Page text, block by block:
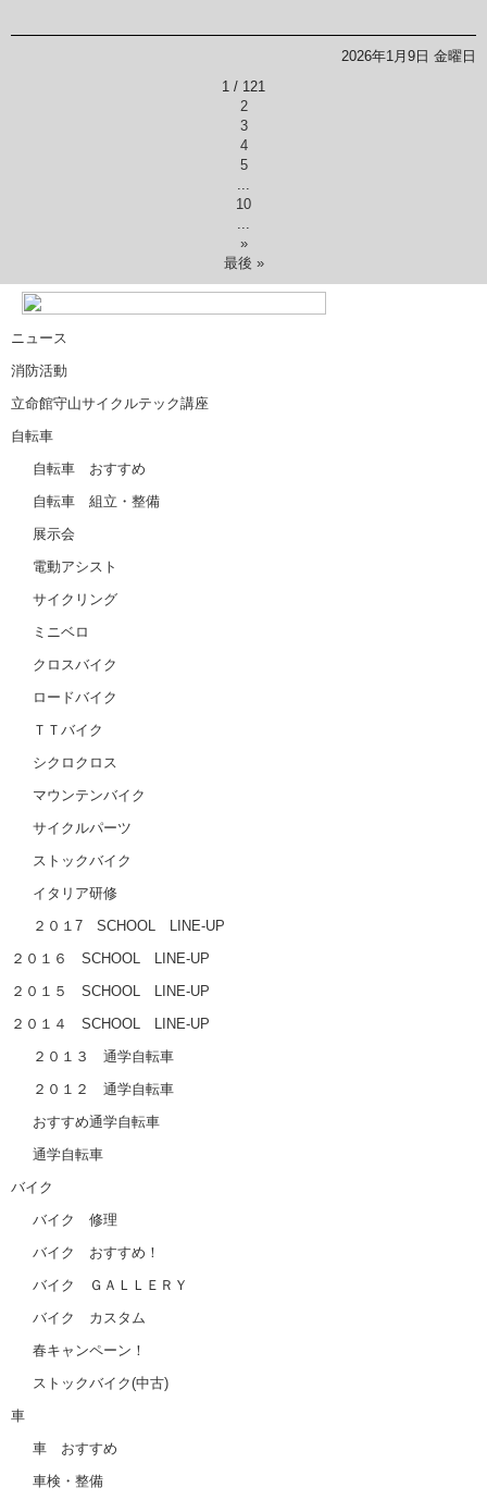
2026年1月9日 金曜日
1 / 121
2
3
4
5
...
10
...
»
最後 »
ニュース
消防活動
立命館守山サイクルテック講座
自転車
自転車 おすすめ
自転車 組立・整備
展示会
電動アシスト
サイクリング
ミニベロ
クロスバイク
ロードバイク
ＴＴバイク
シクロクロス
マウンテンバイク
サイクルパーツ
ストックバイク
イタリア研修
２０１7 SCHOOL LINE-UP
２０１６ SCHOOL LINE-UP
２０１５ SCHOOL LINE-UP
２０１４ SCHOOL LINE-UP
２０１３ 通学自転車
２０１２ 通学自転車
おすすめ通学自転車
通学自転車
バイク
バイク 修理
バイク おすすめ！
バイク ＧＡＬＬＥＲＹ
バイク カスタム
春キャンペーン！
ストックバイク(中古)
車
車 おすすめ
車検・整備